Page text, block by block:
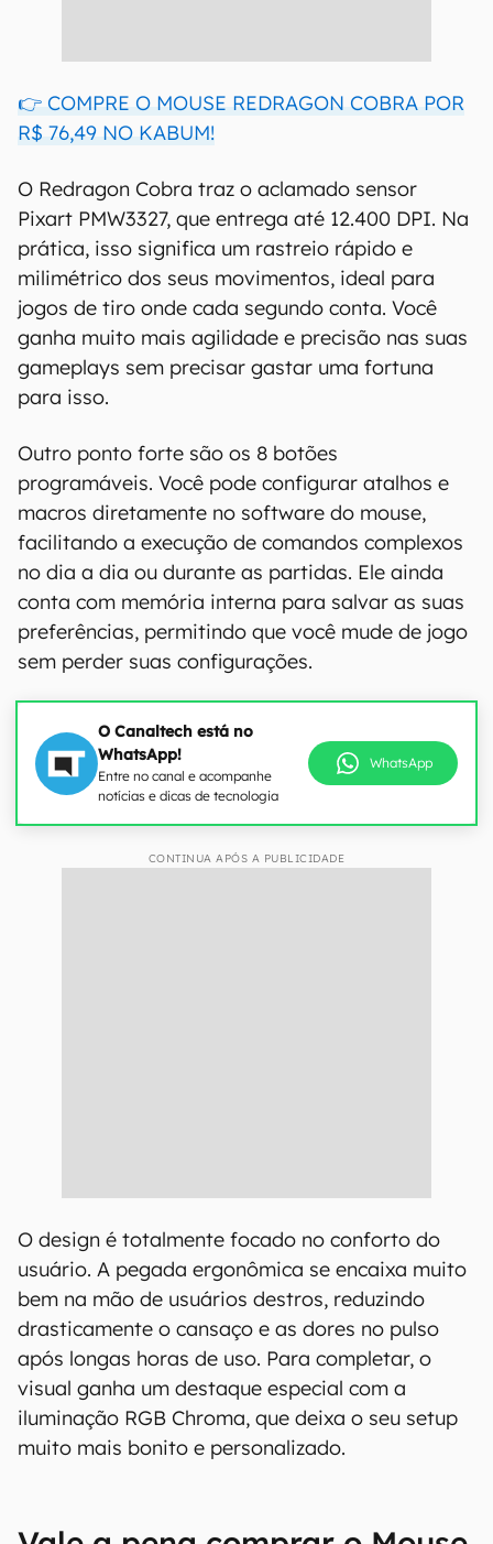
👉 COMPRE O MOUSE REDRAGON COBRA POR
R$ 76,49 NO KABUM!
O Redragon Cobra traz o aclamado sensor
Pixart PMW3327, que entrega até 12.400 DPI. Na
prática, isso significa um rastreio rápido e
milimétrico dos seus movimentos, ideal para
jogos de tiro onde cada segundo conta. Você
ganha muito mais agilidade e precisão nas suas
gameplays sem precisar gastar uma fortuna
para isso.
Outro ponto forte são os 8 botões
programáveis. Você pode configurar atalhos e
macros diretamente no software do mouse,
facilitando a execução de comandos complexos
no dia a dia ou durante as partidas. Ele ainda
conta com memória interna para salvar as suas
preferências, permitindo que você mude de jogo
sem perder suas configurações.
O Canaltech está no
WhatsApp!
Entre no canal e acompanhe
notícias e dicas de tecnologia
WhatsApp
CONTINUA APÓS A PUBLICIDADE
O design é totalmente focado no conforto do
usuário. A pegada ergonômica se encaixa muito
bem na mão de usuários destros, reduzindo
drasticamente o cansaço e as dores no pulso
após longas horas de uso. Para completar, o
visual ganha um destaque especial com a
iluminação RGB Chroma, que deixa o seu setup
muito mais bonito e personalizado.